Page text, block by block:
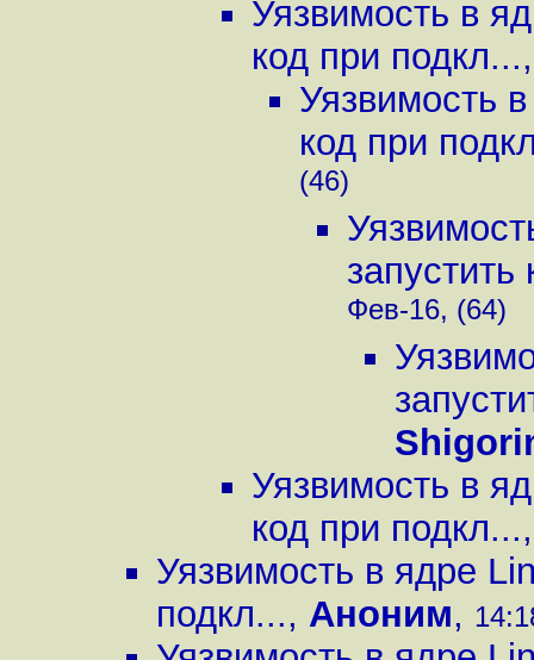
Уязвимость в
код при подкл...
Уязвимость
код при
(46)
Фев-16, (64)
Уязвимость в
код при подкл...
Уязвимость в ядре
подкл..., Аноним,